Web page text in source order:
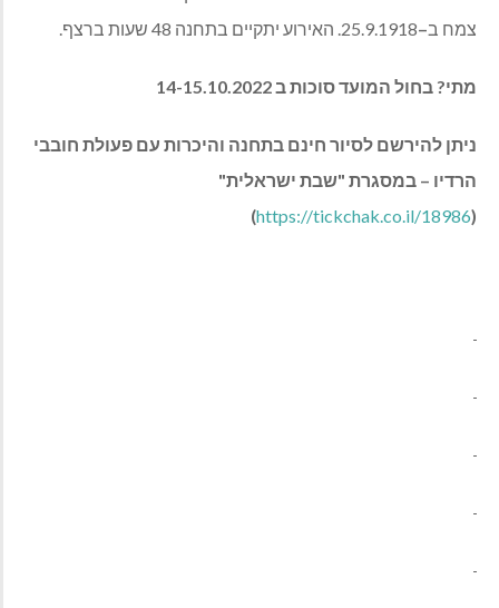
צמח ב –25.9.1918. האירוע יתקיים בתחנה 48 שעות ברצף.
מתי? בחול המועד סוכות ב 14-15.10.2022
ניתן להירשם לסיור חינם בתחנה והיכרות עם פעולת חובבי
הרדיו – במסגרת "שבת ישראלית"
https://tickchak.co.il/18986
)